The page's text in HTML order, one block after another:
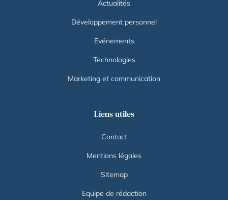
Actualités
Développement personnel
Evénements
Technologies
Marketing et communication
Liens utiles
Contact
Mentions légales
Sitemap
Equipe de rédaction